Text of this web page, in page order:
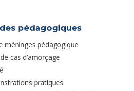
pédagogiques
méninges pédagogique
cas d’amorçage
pratiques